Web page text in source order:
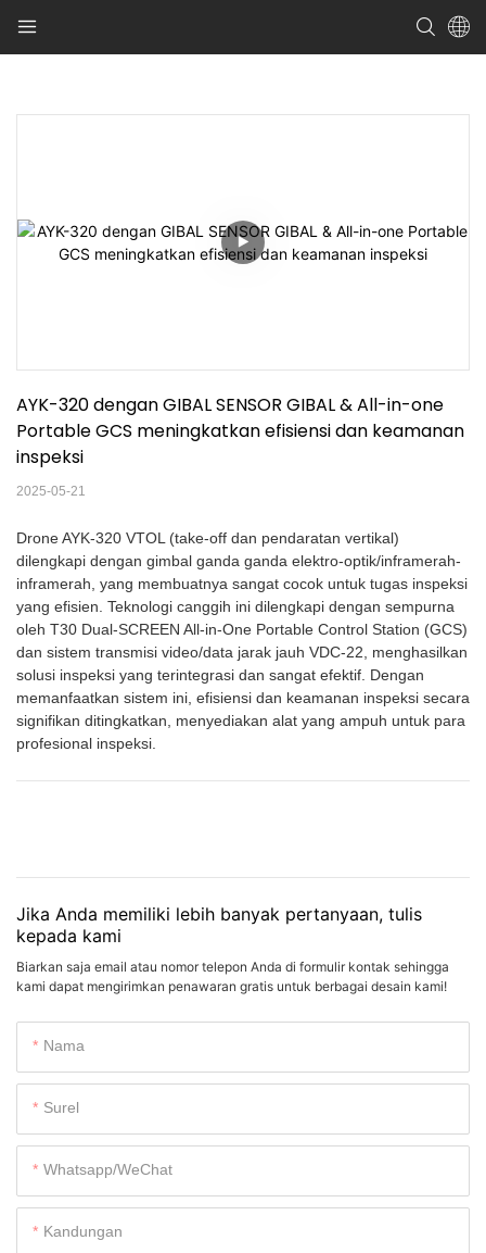
AYK-320 dengan GIBAL SENSOR GIBAL & All-in-one
Portable GCS meningkatkan efisiensi dan keamanan
inspeksi
2025-05-21
Drone AYK-320 VTOL (take-off dan pendaratan vertikal)
dilengkapi dengan gimbal ganda ganda elektro-optik/inframerah-
inframerah, yang membuatnya sangat cocok untuk tugas inspeksi
yang efisien. Teknologi canggih ini dilengkapi dengan sempurna
oleh T30 Dual-SCREEN All-in-One Portable Control Station (GCS)
dan sistem transmisi video/data jarak jauh VDC-22, menghasilkan
solusi inspeksi yang terintegrasi dan sangat efektif. Dengan
memanfaatkan sistem ini, efisiensi dan keamanan inspeksi secara
signifikan ditingkatkan, menyediakan alat yang ampuh untuk para
profesional inspeksi.
Jika Anda memiliki lebih banyak pertanyaan, tulis
kepada kami
Biarkan saja email atau nomor telepon Anda di formulir kontak sehingga
kami dapat mengirimkan penawaran gratis untuk berbagai desain kami!
Nama
Surel
Whatsapp/WeChat
Kandungan